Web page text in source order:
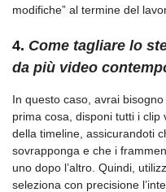
modifiche” al termine del
4. Come tagliare lo
da più video
In questo caso, avrai
prima cosa, disponi tutti i clip
della timeline, assicurandoti
sovrapponga e che i
uno dopo l’altro. Quindi,
seleziona con precisione